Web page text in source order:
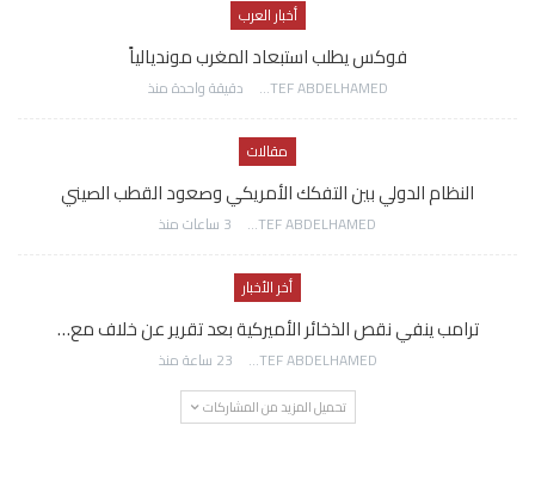
أخبار العرب
فوكس يطلب استبعاد المغرب مونديالياً
AWATEF ABDELHAMED دقيقة واحدة منذ
مقالات
النظام الدولي بين التفكك الأمريكي وصعود القطب الصيني
AWATEF ABDELHAMED 3 ساعات منذ
أخر الأخبار
ترامب ينفي نقص الذخائر الأميركية بعد تقرير عن خلاف مع…
AWATEF ABDELHAMED 23 ساعة منذ
تحميل المزيد من المشاركات